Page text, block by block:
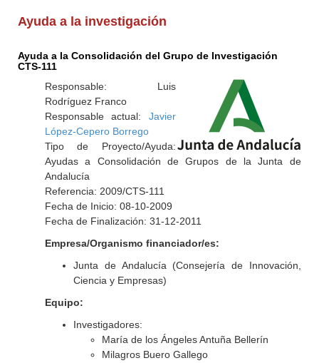
Ayuda a la investigación
Ayuda a la Consolidación del Grupo de Investigación
CTS-111
Responsable: Luis
Rodríguez Franco
Responsable actual: Javier
López-Cepero Borrego
Tipo de Proyecto/Ayuda:
Ayudas a Consolidación de Grupos de la Junta de
Andalucía
Referencia: 2009/CTS-111
Fecha de Inicio: 08-10-2009
Fecha de Finalización: 31-12-2011
Empresa/Organismo financiador/es:
Junta de Andalucía (Consejería de Innovación,
Ciencia y Empresas)
Equipo:
Investigadores:
María de los Ángeles Antuña Bellerín
Milagros Buero Gallego